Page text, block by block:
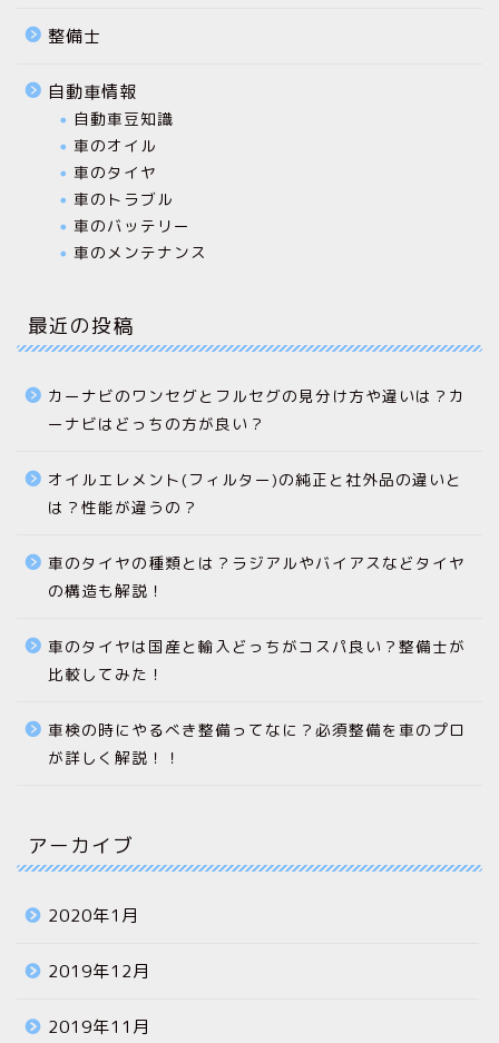
整備士
自動車情報
自動車豆知識
車のオイル
車のタイヤ
車のトラブル
車のバッテリー
車のメンテナンス
最近の投稿
カーナビのワンセグとフルセグの見分け方や違いは？カ
ーナビはどっちの方が良い？
オイルエレメント(フィルター)の純正と社外品の違いと
は？性能が違うの？
車のタイヤの種類とは？ラジアルやバイアスなどタイヤ
の構造も解説！
車のタイヤは国産と輸入どっちがコスパ良い？整備士が
比較してみた！
車検の時にやるべき整備ってなに？必須整備を車のプロ
が詳しく解説！！
アーカイブ
2020年1月
2019年12月
2019年11月